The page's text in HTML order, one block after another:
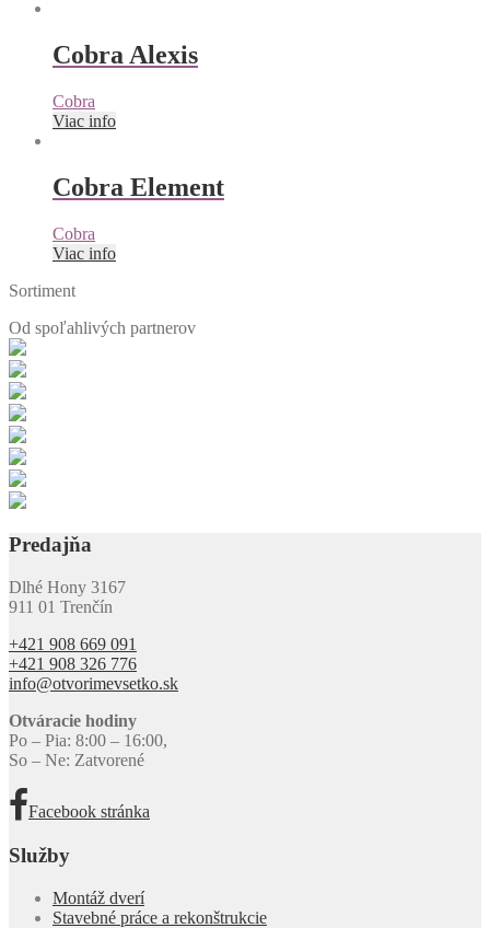
Cobra Alexis
Cobra
Viac info
Cobra Element
Cobra
Viac info
Sortiment
Od spoľahlivých partnerov
Predajňa
Dlhé Hony 3167
911 01 Trenčín
+421 908 669 091
+421 908 326 776
info@otvorimevsetko.sk
Otváracie hodiny
Po – Pia: 8:00 – 16:00,
So – Ne: Zatvorené
Facebook stránka
Služby
Montáž dverí
Stavebné práce a rekonštrukcie